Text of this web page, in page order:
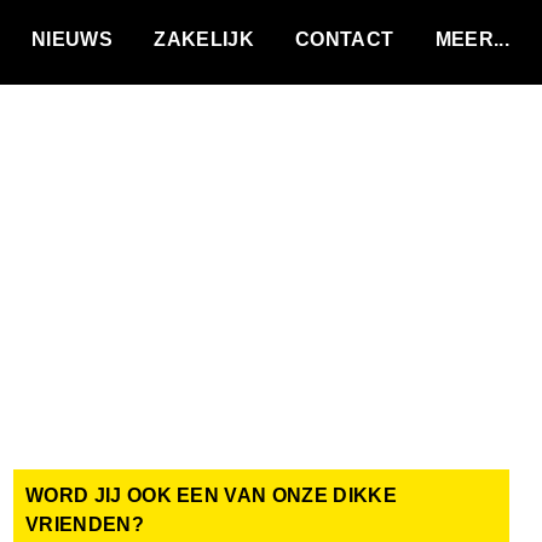
NIEUWS ZAKELIJK CONTACT
WORD JIJ OOK EEN VAN ONZE DIKKE
VRIENDEN?